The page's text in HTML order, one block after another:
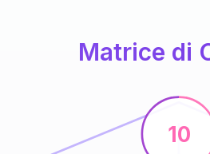
Matrice di
10